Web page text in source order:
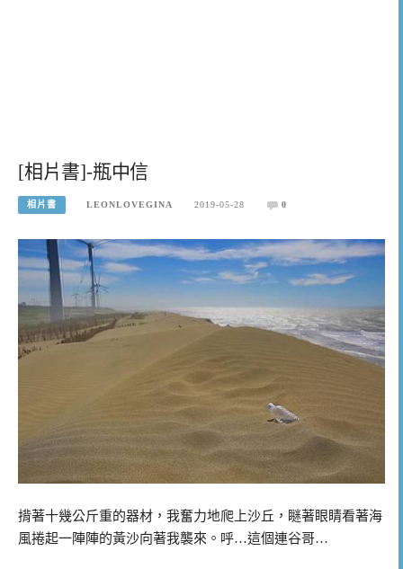
[相片書]-瓶中信
相片書 LEONLOVEGINA 2019-05-28 0
揹著十幾公斤重的器材，我奮力地爬上沙丘，瞇著眼睛看著海
風捲起一陣陣的黃沙向著我襲來。呼…這個連谷哥…